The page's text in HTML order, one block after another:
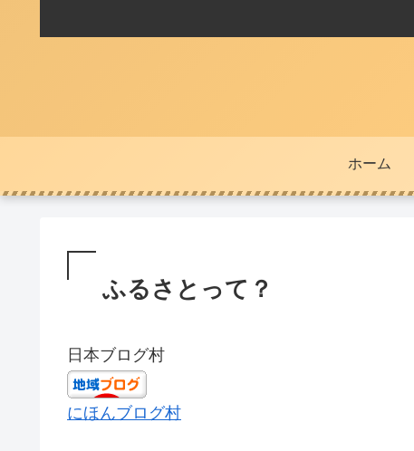
ホーム
ふるさとって？
日本ブログ村
にほんブログ村